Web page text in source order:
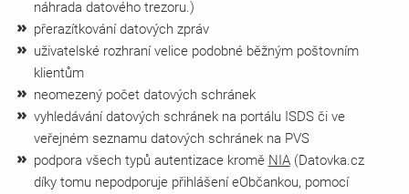
náhrada datového trezoru.)
přerazítkování datových zpráv
uživatelské rozhraní velice podobné běžným poštovním
klientům
neomezený počet datových schránek
vyhledávání datových schránek na portálu ISDS či ve
veřejném seznamu datových schránek na PVS
podpora všech typů autentizace kromě NIA(Datovka.cz
díky tomu nepodporuje přihlášení eObčankou, pomocí